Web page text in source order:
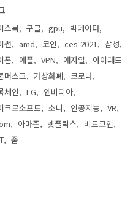
스북 구글 gpu
빅데이터
썬
amd 코인 ces 2021
삼성
폰
애플 VPN 애자일
아이패드
머스크
가상화폐
코로나
체인
LG
엔비디아
크로소프트
소니 인공지능
VR
아마존 넷플릭스
비트코인
줌